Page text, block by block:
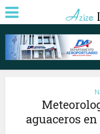
aguaceros